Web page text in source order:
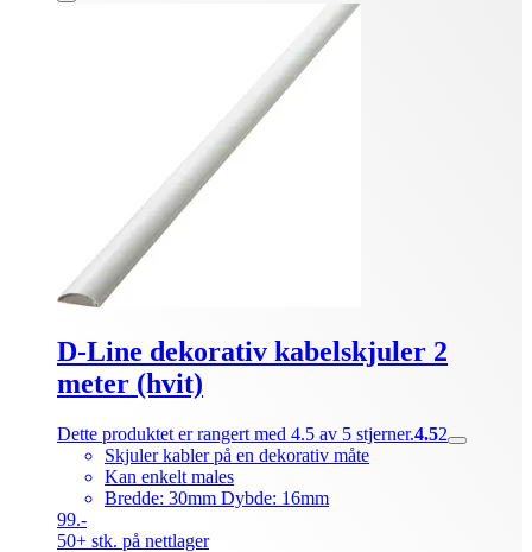
D-Line dekorativ kabelskjuler 2
meter (hvit)
Dette produktet er rangert med 4.5 av 5 stjerner.4.52
Skjuler kabler på en dekorativ måte
Kan enkelt males
Bredde: 30mm Dybde: 16mm
99.-
50+ stk. på nettlager